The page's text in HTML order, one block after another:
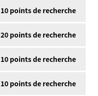
10 points de recherche
20 points de recherche
10 points de recherche
10 points de recherche